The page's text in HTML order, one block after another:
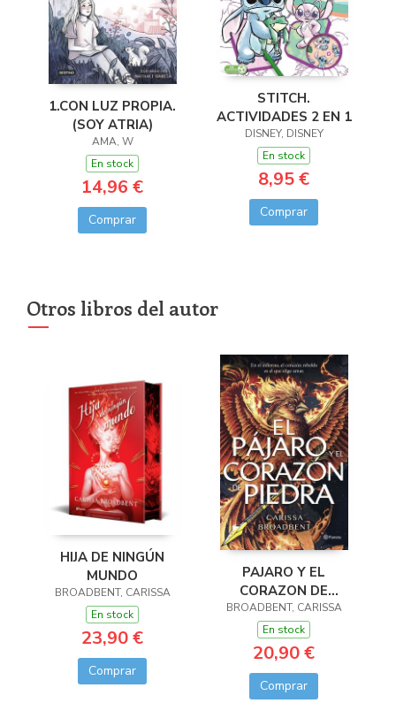
1.CON LUZ PROPIA.
(SOY ATRIA)
AMA, W
En stock
14,96 €
Comprar
STITCH.
ACTIVIDADES 2 EN 1
DISNEY, DISNEY
En stock
8,95 €
Comprar
Otros libros del autor
HIJA DE NINGÚN
MUNDO
BROADBENT, CARISSA
En stock
23,90 €
Comprar
PAJARO Y EL
CORAZON DE
PIEDRA, EL
BROADBENT, CARISSA
En stock
20,90 €
Comprar